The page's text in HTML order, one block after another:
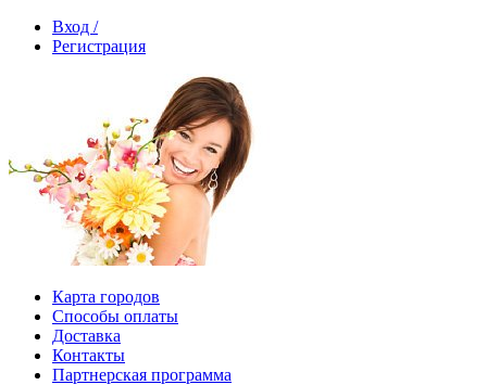
Вход /
Регистрация
Карта городов
Способы оплаты
Доставка
Контакты
Партнерская программа